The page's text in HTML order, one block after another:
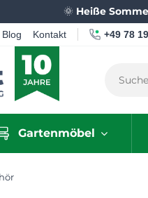
🌞 Heiße
Blog Kontakt +49 78
Gartenmöbel